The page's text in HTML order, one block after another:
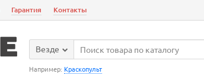
Гарантия Контакты
Везде
Например: Краскопульт